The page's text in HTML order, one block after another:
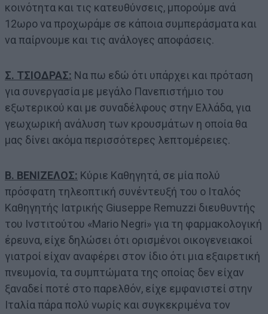
κοινότητα και τις κατευθύνσεις, μπορούμε ανά
12ωρο να προχωράμε σε κάποια συμπεράσματα και
να παίρνουμε και τις ανάλογες αποφάσεις.
Σ. ΤΣΙΟΔΡΑΣ: Να πω εδώ ότι υπάρχει και πρόταση
για συνεργασία με μεγάλο Πανεπιστήμιο του
εξωτερικού και με συναδέλφους στην Ελλάδα, για
γεωχωρική ανάλυση των κρουσμάτων η οποία θα
μας δίνει ακόμα περισσότερες λεπτομέρειες.
Β. ΒΕΝΙΖΕΛΟΣ: Κύριε Καθηγητά, σε μία πολύ
πρόσφατη τηλεοπτική συνέντευξή του ο Ιταλός
Καθηγητής Ιατρικής Giuseppe Remuzzi διευθυντής
του Ινστιτούτου «Mario Negri» για τη φαρμακολογική
έρευνα, είχε δηλώσει ότι ορισμένοι οικογενειακοί
γιατροί είχαν αναφέρει στον ίδιο ότι μια εξαιρετική
πνευμονία, τα συμπτώματα της οποίας δεν είχαν
ξαναδεί ποτέ στο παρελθόν, είχε εμφανιστεί στην
Ιταλία πάρα πολύ νωρίς και συγκεκριμένα τον